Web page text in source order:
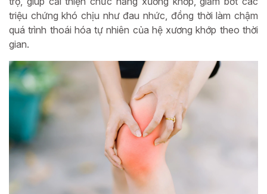
triệu chứng khó chịu như đau nhức, đồng thời làm chậm
quá trình thoái hóa tự nhiên của hệ xương khớp theo thời
gian.